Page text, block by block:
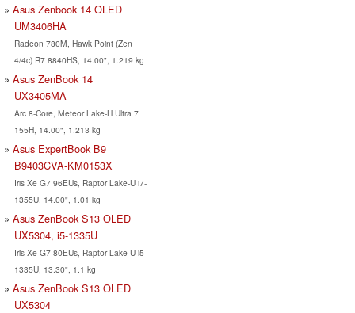
Asus Zenbook 14 OLED
UM3406HA
Radeon 780M, Hawk Point (Zen
4/4c) R7 8840HS, 14.00", 1.219 kg
Asus ZenBook 14
UX3405MA
Arc 8-Core, Meteor Lake-H Ultra 7
155H, 14.00", 1.213 kg
Asus ExpertBook B9
B9403CVA-KM0153X
Iris Xe G7 96EUs, Raptor Lake-U i7-
1355U, 14.00", 1.01 kg
Asus ZenBook S13 OLED
UX5304, i5-1335U
Iris Xe G7 80EUs, Raptor Lake-U i5-
1335U, 13.30", 1.1 kg
Asus ZenBook S13 OLED
UX5304